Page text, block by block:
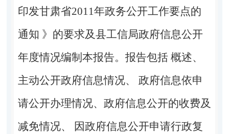
印发甘肃省2011年政务公开工作要点的
通知 》的要求及县工信局政府信息公开
年度情况编制本报告。报告包括 概述、
主动公开政府信息情况、 政府信息依申
请公开办理情况、政府信息公开的收费及
减免情况、 因政府信息公开申请行政复